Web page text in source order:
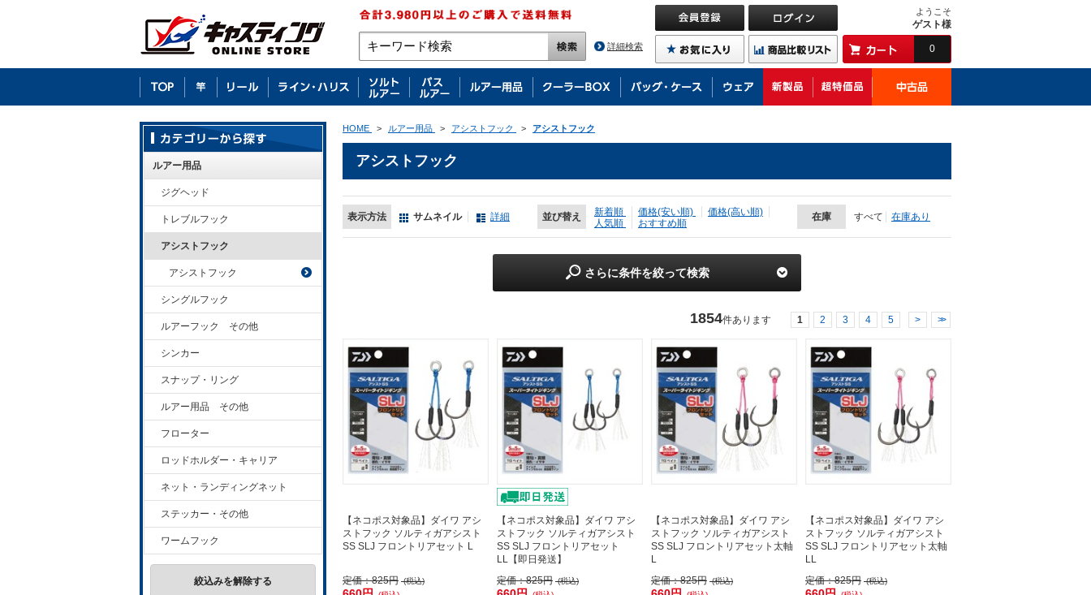
詳細検索
ようこそ
ゲスト様
0
HOME > ルアー用品 > アシストフック > アシストフック
アシストフック
表示方法 サムネイル 詳細 並び替え 新着順 価格(安い順)
価格(高い順)
人気順
おすすめ順
在庫 すべて 在庫あり
さらに条件を絞って検索
1854件あります 1 2 3 4 5 > >>
【ネコポス対象品】ダイワ アシ
ストフック ソルティガアシスト
SS SLJ フロントリアセット L
定価：825円 (税込)
【ネコポス対象品】ダイワ アシ
ストフック ソルティガアシスト
SS SLJ フロントリアセット
LL【即日発送】
定価：825円 (税込)
【ネコポス対象品】ダイワ アシ
ストフック ソルティガアシスト
SS SLJ フロントリアセット太軸
L
定価：825円 (税込)
【ネコポス対象品】ダイワ アシ
ストフック ソルティガアシスト
SS SLJ フロントリアセット太軸
LL
定価：825円 (税込)
ルアー用品
ジグヘッド
トレブルフック
アシストフック
アシストフック
シングルフック
ルアーフック その他
シンカー
スナップ・リング
ルアー用品 その他
フローター
ロッドホルダー・キャリア
ネット・ランディングネット
ステッカー・その他
ワームフック
絞込みを解除する